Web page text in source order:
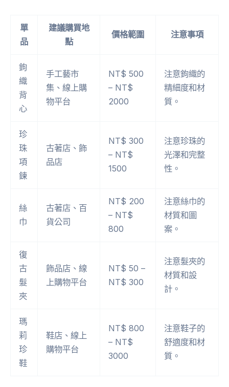
單
品
建議購買地
點
價格範圍 注意事項
鉤
織
背
心
手工藝市
集、線上購
物平台
NT$ 500
– NT$
2000
注意鉤織的
精細度和材
質。
珍
珠
項
鍊
古著店、飾
品店
NT$ 300
– NT$
1500
注意珍珠的
光澤和完整
性。
絲
巾
古著店、百
貨公司
NT$ 200
– NT$
800
注意絲巾的
材質和圖
案。
復
古
髮
夾
飾品店、線
上購物平台
NT$ 50 –
NT$ 300
注意髮夾的
材質和設
計。
瑪
莉
珍
鞋
鞋店、線上
購物平台
NT$ 800
– NT$
3000
注意鞋子的
舒適度和材
質。